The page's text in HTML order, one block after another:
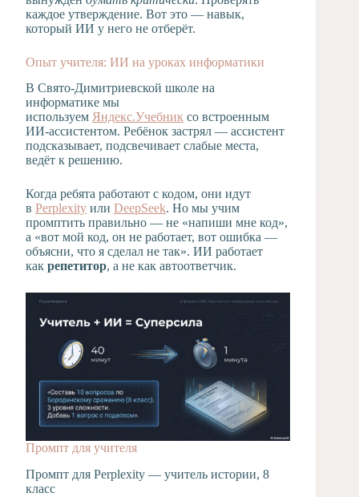
каждое утверждение. Вот это — навык,
который ИИ у него не отберёт.
Опыт учителя: ИИ на уроках информатики
В Свято-Димитриевской школе на
информатике мы
используем Яндекс.Учебник со встроенным
ИИ-ассистентом. Ребёнок застрял — ассистент
подсказывает, подсвечивает слабые места,
ведёт к решению.
Когда ребята работают с кодом, они идут
в Perplexity или DeepSeek. Но мы учим
промптить правильно — не «напиши мне код»,
а «вот мой код, он не работает, вот ошибка —
объясни, что я сделал не так». ИИ работает
как репетитор, а не как автоответчик.
Промпт для учителя
Промпт для Perplexity — учитель истории, 8
класс